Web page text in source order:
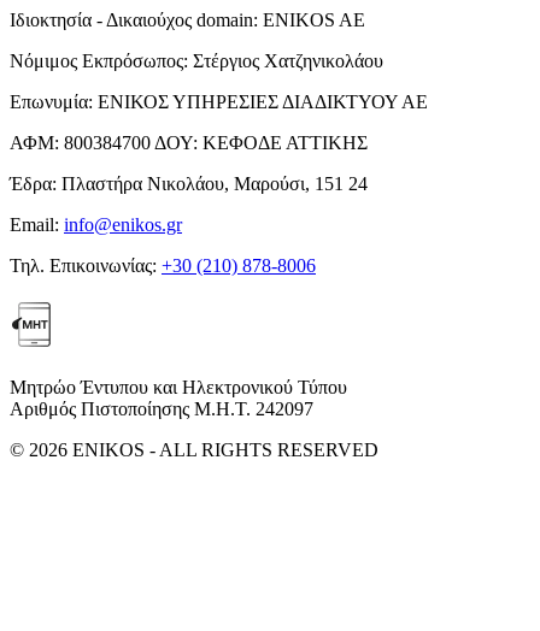
Ιδιοκτησία - Δικαιούχος domain: ENIKOS AE
Νόμιμος Εκπρόσωπος: Στέργιος Χατζηνικολάου
Επωνυμία: ΕΝΙΚΟΣ ΥΠΗΡΕΣΙΕΣ ΔΙΑΔΙΚΤΥΟΥ ΑΕ
ΑΦΜ: 800384700 ΔΟΥ: ΚΕΦΟΔΕ ΑΤΤΙΚΗΣ
Έδρα: Πλαστήρα Νικολάου, Μαρούσι, 151 24
Email: info@enikos.gr
Τηλ. Επικοινωνίας: +30 (210) 878-8006
Μητρώο Έντυπου και Ηλεκτρονικού Τύπου
Αριθμός Πιστοποίησης Μ.Η.Τ. 242097
© 2026 ENIKOS - ALL RIGHTS RESERVED